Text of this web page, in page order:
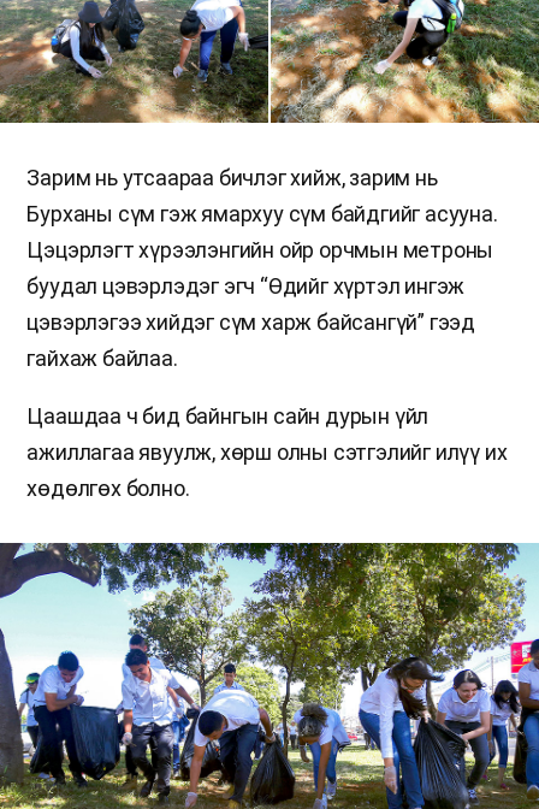
Зарим нь утсаараа бичлэг хийж, зарим нь
Бурханы сүм гэж ямархуу сүм байдгийг асууна.
Цэцэрлэгт хүрээлэнгийн ойр орчмын метроны
буудал цэвэрлэдэг эгч “Өдийг хүртэл ингэж
цэвэрлэгээ хийдэг сүм харж байсангүй” гээд
гайхаж байлаа.
Цаашдаа ч бид байнгын сайн дурын үйл
ажиллагаа явуулж, хөрш олны сэтгэлийг илүү их
хөдөлгөх болно.